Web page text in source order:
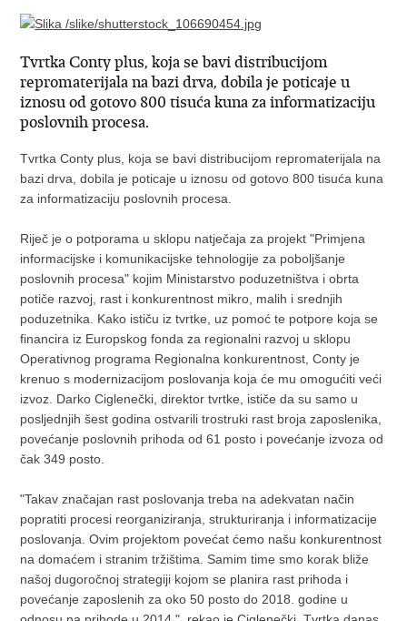
Tvrtka Conty plus, koja se bavi distribucijom
repromaterijala na bazi drva, dobila je poticaje u
iznosu od gotovo 800 tisuća kuna za informatizaciju
poslovnih procesa.
Tvrtka Conty plus, koja se bavi distribucijom repromaterijala na
bazi drva, dobila je poticaje u iznosu od gotovo 800 tisuća kuna
za informatizaciju poslovnih procesa.
Riječ je o potporama u sklopu natječaja za projekt "Primjena
informacijske i komunikacijske tehnologije za poboljšanje
poslovnih procesa" kojim Ministarstvo poduzetništva i obrta
potiče razvoj, rast i konkurentnost mikro, malih i srednjih
poduzetnika. Kako ističu iz tvrtke, uz pomoć te potpore koja se
financira iz Europskog fonda za regionalni razvoj u sklopu
Operativnog programa Regionalna konkurentnost, Conty je
krenuo s modernizacijom poslovanja koja će mu omogućiti veći
izvoz. Darko Ciglenečki, direktor tvrtke, ističe da su samo u
posljednjih šest godina ostvarili trostruki rast broja zaposlenika,
povećanje poslovnih prihoda od 61 posto i povećanje izvoza od
čak 349 posto.
"Takav značajan rast poslovanja treba na adekvatan način
popratiti procesi reorganiziranja, strukturiranja i informatizacije
poslovanja. Ovim projektom povećat ćemo našu konkurentnost
na domaćem i stranim tržištima. Samim time smo korak bliže
našoj dugoročnoj strategiji kojom se planira rast prihoda i
povećanje zaposlenih za oko 50 posto do 2018. godine u